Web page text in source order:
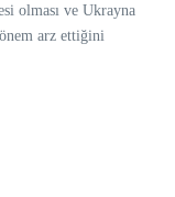
olması ve Ukrayna
arz ettiğini